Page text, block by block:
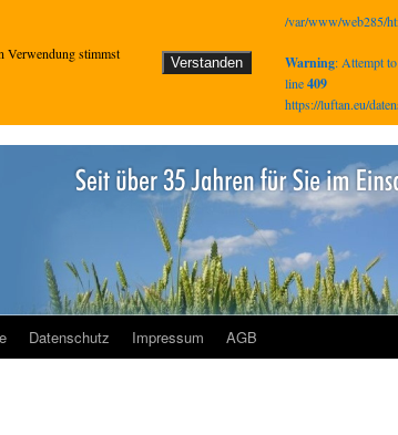
Datenschutz Impressum AGB
Verwendung stimmst
Verstanden
/var/www/web285/
Warning: Attempt
line409
https://luftan.eu/